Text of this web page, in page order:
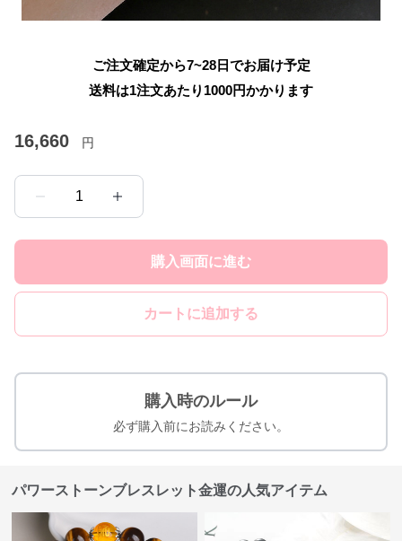
ご注文確定から7~28日でお届け予定
送料は1注文あたり 1000円かかります
16,660 円
1
購入画面に進む
カートに追加する
購入時のルール
必ず購入前にお読みください。
パワーストーンブレスレット金運の人気アイテム